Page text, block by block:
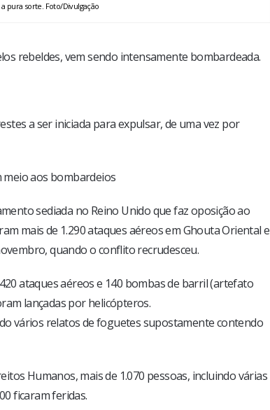
pura sorte. Foto/Divulgação
rebeldes, vem sendo intensamente bombardeada.
a ser iniciada para expulsar, de uma vez por
meio aos bombardeios
sediada no Reino Unido que faz oposição ao
mais de 1.290 ataques aéreos em Ghouta Oriental e
quando o conflito recrudesceu.
ataques aéreos e 140 bombas de barril (artefato
lançadas por helicópteros.
vários relatos de foguetes supostamente contendo
Humanos, mais de 1.070 pessoas, incluindo várias
ficaram feridas.